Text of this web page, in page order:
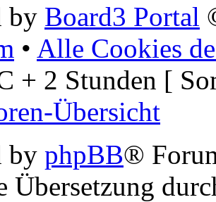
by Board3 Portal
• Alle Cookies
+ 2 Stunden [
Übersicht
by phpBB®
Übersetzung